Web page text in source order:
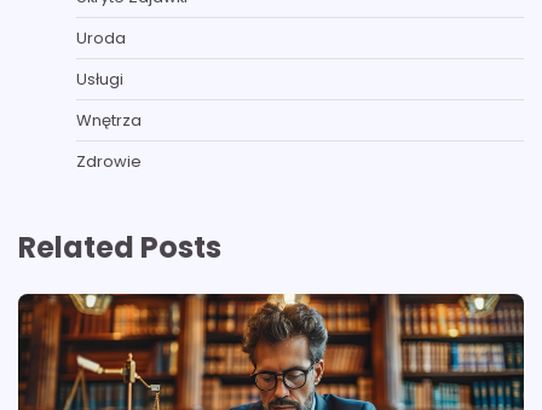
Uroda
Usługi
Wnętrza
Zdrowie
Related Posts